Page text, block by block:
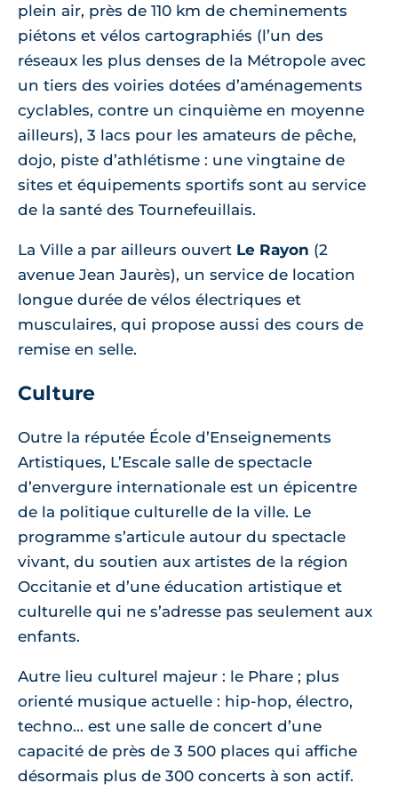
plein air, près de 110 km de cheminements
piétons et vélos cartographiés (l’un des
réseaux les plus denses de la Métropole avec
un tiers des voiries dotées d’aménagements
cyclables, contre un cinquième en moyenne
ailleurs), 3 lacs pour les amateurs de pêche,
dojo, piste d’athlétisme : une vingtaine de
sites et équipements sportifs sont au service
de la santé des Tournefeuillais.
La Ville a par ailleurs ouvert Le Rayon (2
avenue Jean Jaurès), un service de location
longue durée de vélos électriques et
musculaires, qui propose aussi des cours de
remise en selle.
Culture
Outre la réputée École d’Enseignements
Artistiques, L’Escale salle de spectacle
d’envergure internationale est un épicentre
de la politique culturelle de la ville. Le
programme s’articule autour du spectacle
vivant, du soutien aux artistes de la région
Occitanie et d’une éducation artistique et
culturelle qui ne s’adresse pas seulement aux
enfants.
Autre lieu culturel majeur : le Phare ; plus
orienté musique actuelle : hip-hop, électro,
techno... est une salle de concert d’une
capacité de près de 3 500 places qui affiche
désormais plus de 300 concerts à son actif.